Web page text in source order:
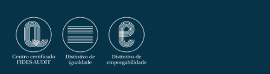
Listado de grupos de investigación
Abrir
Cooperar con la EET